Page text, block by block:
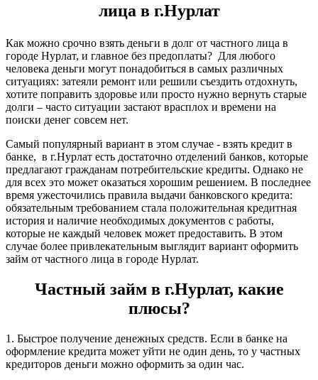
лица в г.Нурлат
Как можно срочно взять деньги в долг от частного лица в
городе Нурлат, и главное без предоплаты? Для любого
человека деньги могут понадобиться в самых различных
ситуациях: затеяли ремонт или решили съездить отдохнуть,
хотите поправить здоровье или просто нужно вернуть старые
долги – часто ситуации застают врасплох и времени на
поиски денег совсем нет.
Самый популярный вариант в этом случае - взять кредит в
банке, в г.Нурлат есть достаточно отделений банков, которые
предлагают гражданам потребительские кредиты. Однако не
для всех это может оказаться хорошим решением. В последнее
время ужесточились правила выдачи банковского кредита:
обязательным требованием стала положительная кредитная
история и наличие необходимых документов с работы,
которые не каждый человек может предоставить. В этом
случае более привлекательным выглядит вариант оформить
займ от частного лица в городе Нурлат.
Частный займ в г.Нурлат, какие
плюсы?
1. Быстрое получение денежных средств. Если в банке на
оформление кредита может уйти не один день, то у частных
кредиторов деньги можно оформить за один час.